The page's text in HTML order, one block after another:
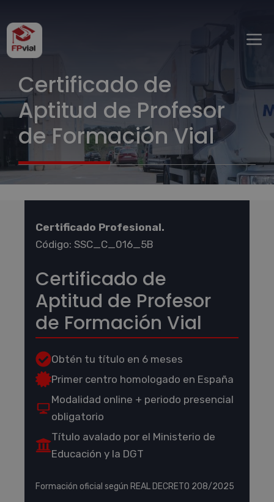
al
contenido
Certificado de
Aptitud de Profesor
de Formación Vial
Certificado Profesional.
Código: SSC_C_016_5B
Certificado de
Aptitud de Profesor
de Formación Vial
Obtén tu título en 6 meses
Primer centro homologado en España
Modalidad online + periodo presencial
obligatorio
Título avalado por el Ministerio de
Educación y la DGT
Formación oficial según REAL DECRETO 208/2025